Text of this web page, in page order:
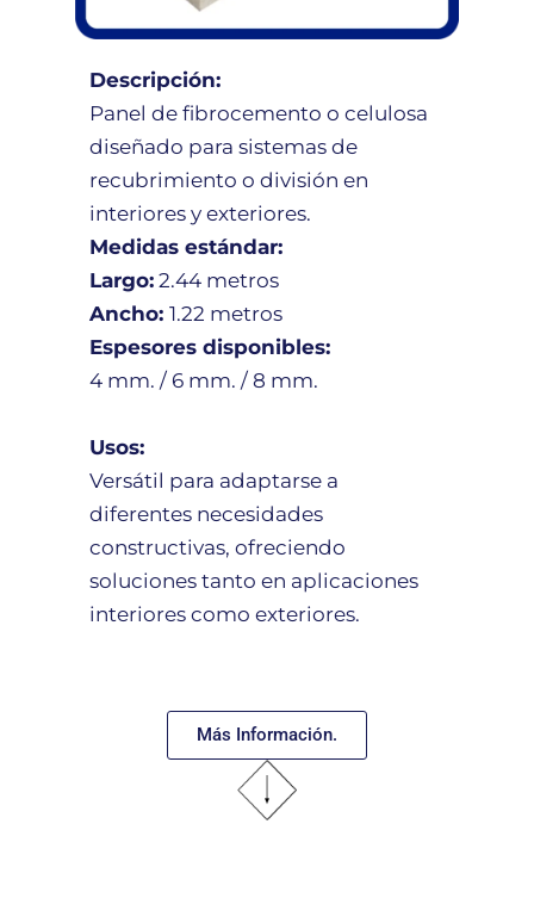
Descripción:
Panel de fibrocemento o celulosa
diseñado para sistemas de
recubrimiento o división en
interiores y exteriores.
Medidas estándar:
Largo: 2.44 metros
Ancho: 1.22 metros
Espesores disponibles:
4 mm. / 6 mm. / 8 mm.
Usos:
Versátil para adaptarse a
diferentes necesidades
constructivas, ofreciendo
soluciones tanto en aplicaciones
interiores como exteriores.
Más Información.